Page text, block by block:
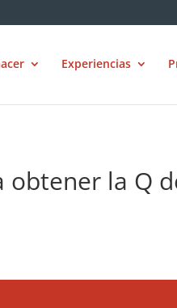
Experiencias
la Q